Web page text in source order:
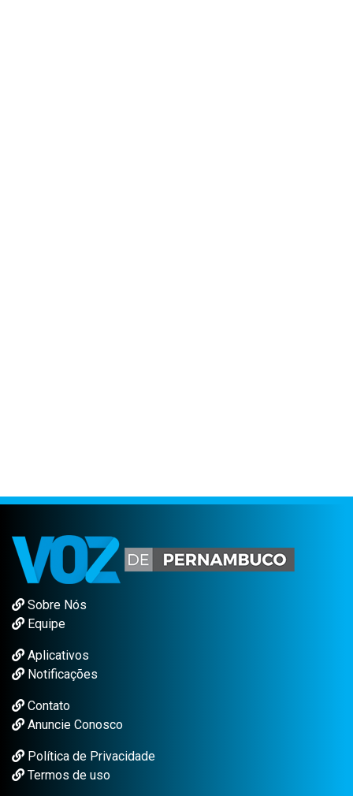
Sobre Nós
Equipe
Aplicativos
Notificações
Contato
Anuncie Conosco
Política de Privacidade
Termos de uso